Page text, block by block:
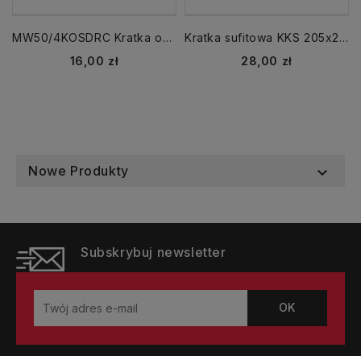
MW50/4KOSDRC Kratka okrągła fi 50 ciemne drewno (4 szt)
Cena
16,00 zł
Kratka sufitowa KKS 205x205 kołnierz 150 mm biała
Cena
28,00 zł
Nowe Produkty 
Subskrybuj newsletter